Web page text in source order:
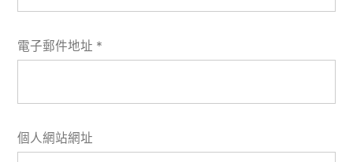
電子郵件地址 *
個人網站網址